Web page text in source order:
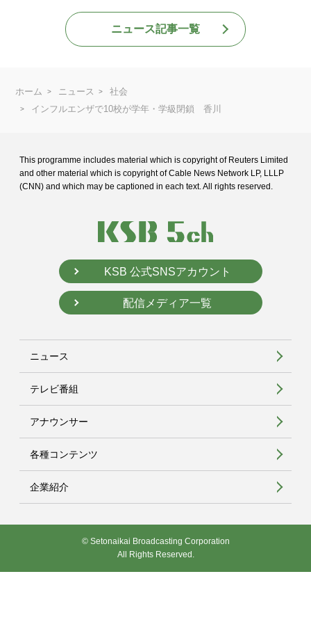
ニュース記事一覧
ホーム ニュース
社会
インフルエンザで10校が学年・学級閉鎖 香川
This programme includes material which is copyright of Reuters Limited
and other material which is copyright of Cable News Network LP, LLLP
(CNN) and which may be captioned in each text. All rights reserved.
KSB 公式SNSアカウント
配信メディア一覧
ニュース
テレビ番組
アナウンサー
各種コンテンツ
企業紹介
© Setonaikai Broadcasting Corporation
All Rights Reserved.